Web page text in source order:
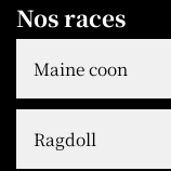
Nos races
Maine coon
Ragdoll